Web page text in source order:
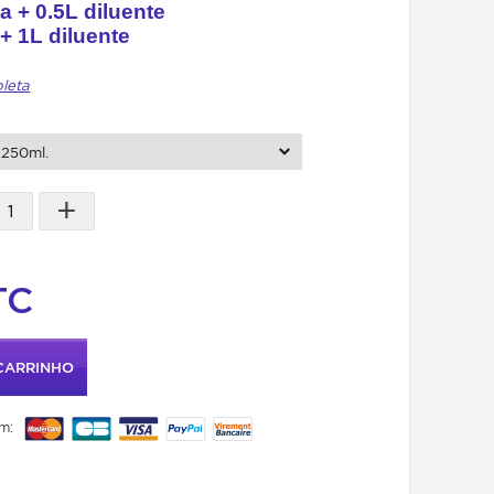
+ 0.5L diluente
1L diluente
250ml.
+